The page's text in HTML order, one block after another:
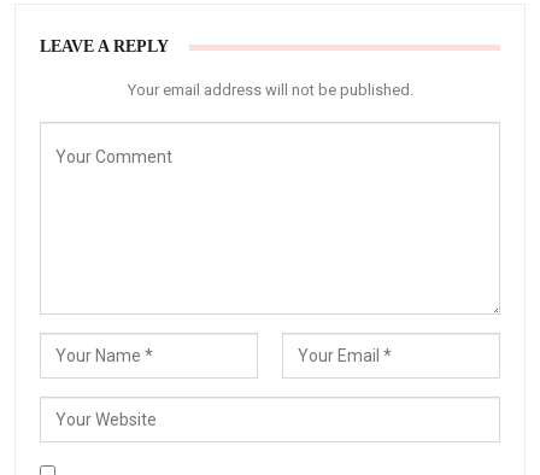
LEAVE A REPLY
Your email address will not be published.